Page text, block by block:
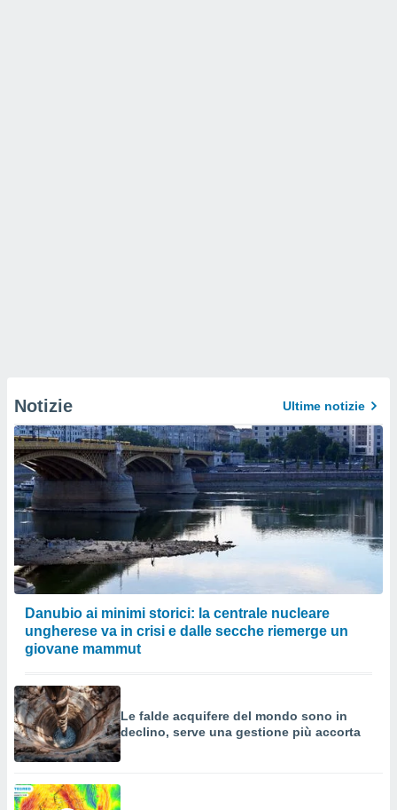
Notizie Ultime notizie
Danubio ai minimi storici: la centrale nucleare
ungherese va in crisi e dalle secche riemerge un
giovane mammut
Le falde acquifere del mondo sono in
declino, serve una gestione più accorta